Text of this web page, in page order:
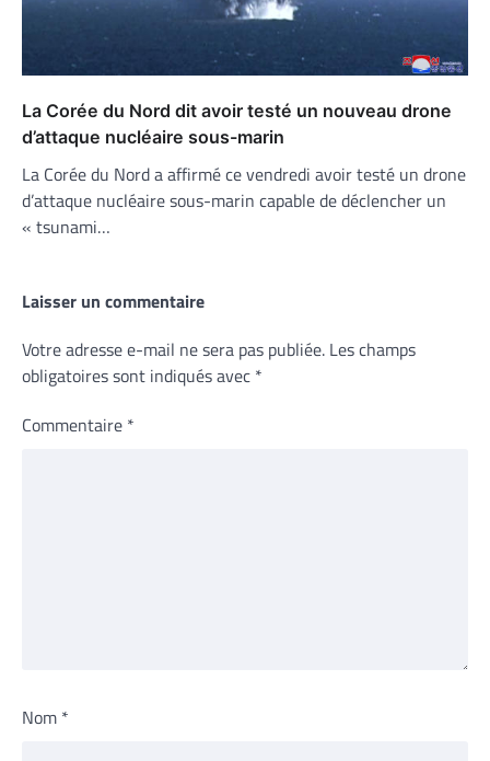
La Corée du Nord dit avoir testé un nouveau drone
d’attaque nucléaire sous-marin
La Corée du Nord a affirmé ce vendredi avoir testé un drone
d’attaque nucléaire sous-marin capable de déclencher un
« tsunami…
Laisser un commentaire
Votre adresse e-mail ne sera pas publiée. Les champs
obligatoires sont indiqués avec *
Commentaire *
Nom *